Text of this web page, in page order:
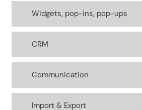
Widgets, pop-ins, pop-ups
CRM
Communication
Import & Export